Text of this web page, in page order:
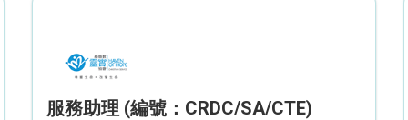
服務助理 (編號：CRDC/SA/CTE)